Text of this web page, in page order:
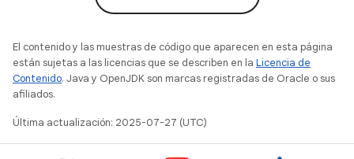
El contenido y las muestras de código que aparecen en esta página
están sujetas a las licencias que se describen en la Licencia de
Contenido. Java y OpenJDK son marcas registradas de Oracle o sus
afiliados.
Última actualización: 2025-07-27 (UTC)